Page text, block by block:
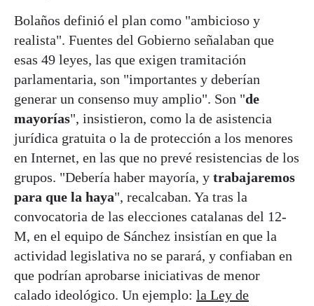
Bolaños definió el plan como "ambicioso y
realista". Fuentes del Gobierno señalaban que
esas 49 leyes, las que exigen tramitación
parlamentaria, son "importantes y deberían
generar un consenso muy amplio". Son "de
mayorías", insistieron, como la de asistencia
jurídica gratuita o la de protección a los menores
en Internet, en las que no prevé resistencias de los
grupos. "Debería haber mayoría, y trabajaremos
para que la haya", recalcaban. Ya tras la
convocatoria de las elecciones catalanas del 12-
M, en el equipo de Sánchez insistían en que la
actividad legislativa no se parará, y confiaban en
que podrían aprobarse iniciativas de menor
calado ideológico. Un ejemplo: la Ley de